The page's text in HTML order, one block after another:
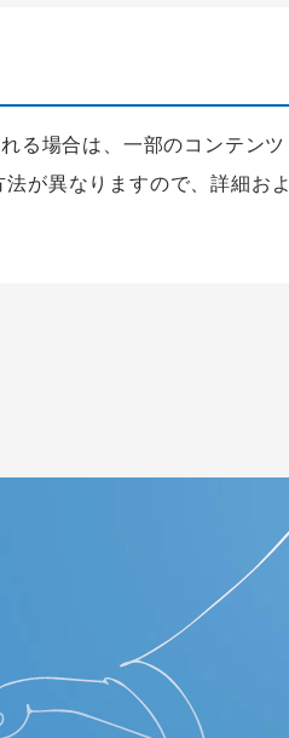
る場合は、一部のコンテンツ
が異なりますので、詳細およ